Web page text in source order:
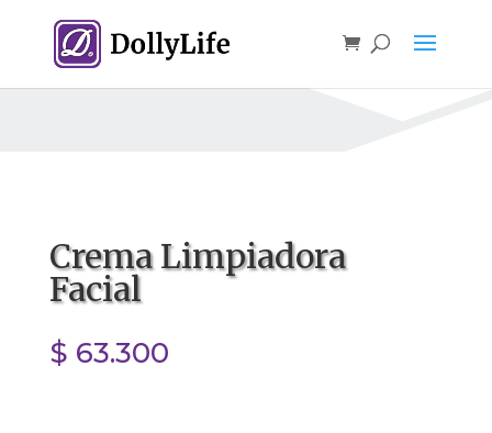
Crema Limpiadora
Facial
$ 63.300